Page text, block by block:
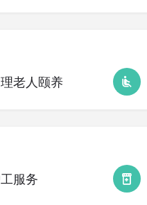
老人颐养
服务